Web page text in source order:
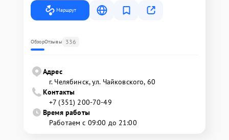
Маршрут
ОбзорОтзывы 336
Адрес
г. Челябинск, ул. Чайковского, 60
Контакты
+7 (351) 200-70-49
Время работы
Работаем с 09:00 до 21:00